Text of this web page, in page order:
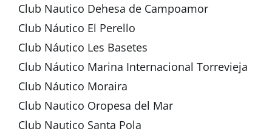
Club Nautico Dehesa de Campoamor
Club Náutico El Perello
Club Náutico Les Basetes
Club Náutico Marina Internacional Torrevieja
Club Náutico Moraira
Club Nautico Oropesa del Mar
Club Nautico Santa Pola